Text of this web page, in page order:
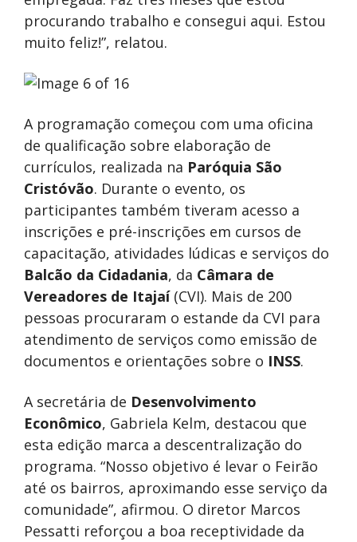
procurando trabalho e consegui aqui. Estou
muito feliz!”, relatou.
A programação começou com uma oficina
de qualificação sobre elaboração de
currículos, realizada na Paróquia São
Cristóvão. Durante o evento, os
participantes também tiveram acesso a
inscrições e pré-inscrições em cursos de
capacitação, atividades lúdicas e serviços do
Balcão da Cidadania, da Câmara de
Vereadores de Itajaí(CVI). Mais de 200
pessoas procuraram o estande da CVI para
atendimento de serviços como emissão de
documentos e orientações sobre o INSS.
A secretária de Desenvolvimento
Econômico, Gabriela Kelm, destacou que
esta edição marca a descentralização do
programa. “Nosso objetivo é levar o Feirão
até os bairros, aproximando esse serviço da
comunidade”, afirmou. O diretor Marcos
Pessatti reforçou a boa receptividade da